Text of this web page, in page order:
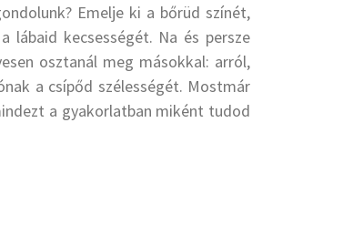
Emelje ki a bőrüd színét,
lábaid kecsességét. Na és persze
osztanál meg másokkal: arról,
a csípőd szélességét. Mostmár
a gyakorlatban miként tudod